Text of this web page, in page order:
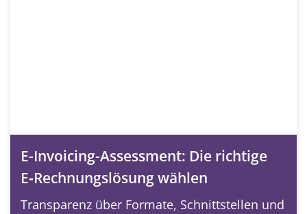
E-Invoicing-Assessment: Die richtige
E‑Rechnungslösung wählen
Transparenz über Formate, Schnittstellen und